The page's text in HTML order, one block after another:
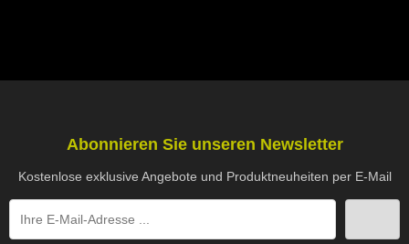
Abonnieren Sie unseren Newsletter
Kostenlose exklusive Angebote und Produktneuheiten per E-Mail